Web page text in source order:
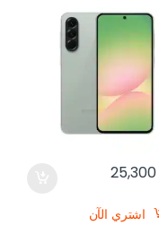
25,300
اشتري الآن